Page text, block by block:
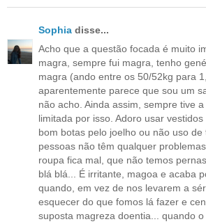
Sophia disse...
Acho que a questão focada é muito
magra, sempre fui magra, tenho
magra (ando entre os 50/52kg para
aparentemente parece que sou um
não acho. Ainda assim, sempre tive
limitada por isso. Adoro usar
bom botas pelo joelho ou não uso de
pessoas não têm qualquer
roupa fica mal, que não temos
blá blá... É irritante, magoa e acaba
quando, em vez de nos levarem a
esquecer do que fomos lá fazer e
suposta magreza doentia... quando